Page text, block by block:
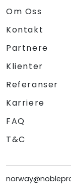
Om Oss
Kontakt
Partnere
Klienter
Referanser
Karriere
FAQ
T&C